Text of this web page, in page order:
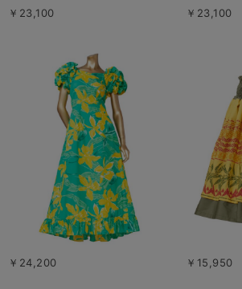
￥23,100 ￥23,100
￥24,200 ￥15,950